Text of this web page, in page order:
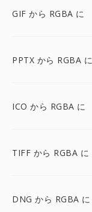
GIF から RGBA に
PPTX から RGBA に
ICO から RGBA に
TIFF から RGBA に
DNG から RGBA に